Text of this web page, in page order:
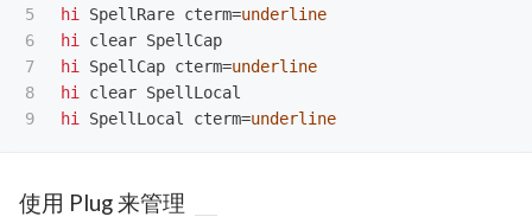
5
6
7
8
hi SpellRare cterm=underline
hi
hi SpellCap cterm=underline
hi
hi SpellLocal cterm=underline
使用 Plug 来管理